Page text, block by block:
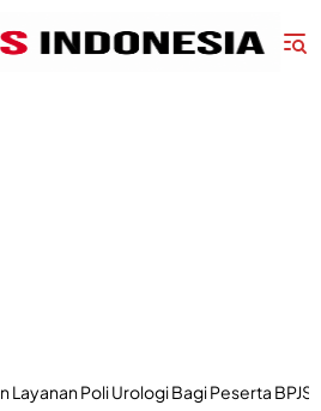
Peserta BPJS Kesehatan